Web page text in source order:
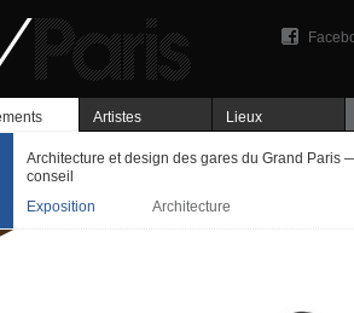
Artistes Lieux
Architecture et design des gares du Grand Paris
conseil
Exposition
Architecture